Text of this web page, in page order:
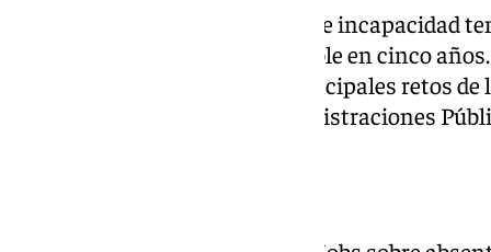
Los trabajadores en situación de incapacidad
2019 al 4,4% en 2024, casi el doble en cinco
este incremento uno de los principales retos
negativos tanto para las Administraciones